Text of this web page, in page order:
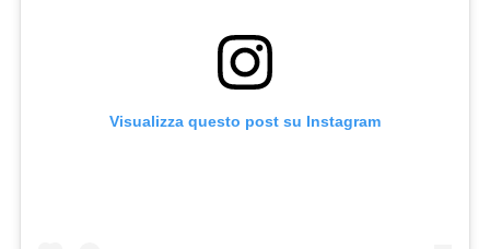
Visualizza questo post su Instagram